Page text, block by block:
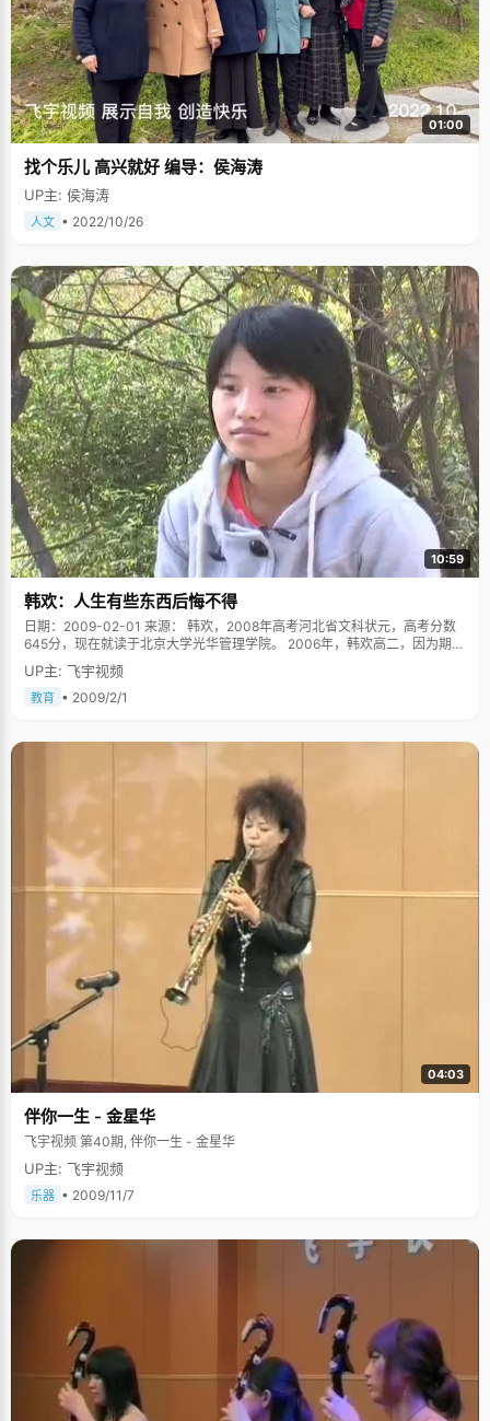
01:00
找个乐儿 高兴就好 编导：侯海涛
UP主: 侯海涛
人文 • 2022/10/26
10:59
韩欢：人生有些东西后悔不得
日期：2009-02-01 来源： 韩欢，2008年高考河北省文科状元，高考分数
645分，现在就读于北京大学光华管理学院。 2006年，韩欢高二，因为期末
考了全年级第一名，班主任老师说："你有能力考北大的"。为了这句话，韩
欢开始觉得自己有希望考北大，那个已经模糊遥远的梦想似乎又近了很多。
要知道，在韩欢所在的小县城，"北大"是个很晦涩的词语，因为县里中学出
边的很多人也不同意她复读，但她很执着坚持："我就差那么一点点了，复读
一年，说不定能考上北大。走了其他学校，我可能一辈子也上不了北大
了。"韩欢的父亲也很理解女儿的决定，不想女儿不是心甘情愿的选择，走了
一般的学校，几十年以后后悔，那种遗憾是永远都无法弥补的。 韩欢从小成
绩就很好，除了天生的文静性格以外，来自家庭和学习上的挫折也给了她很
多的磨练。韩欢小的时候，韩爸爸因为一些投资失策，导致家里的生活一度
变得很艰难，虽然爸爸妈妈尽量不让孩子知道这些事情，但懂事的韩欢已经
从一些生活细节看出来了家庭的困难。好强的她突然感觉自己身上有一种责
任感，"那时候就想着要把事情做好，学习要努力，要考第一，每次爸爸妈妈
看到我的成绩特别开心，我就觉得自己很能干"。 高考失败后，带着北大的念
想，韩欢走进了有着"河北省魔鬼学校"之称的衡水一中。在这里，管理是很
严格的，韩欢两三个月才能回家一次。虽然在学习上，爸爸妈妈从来没有给
过韩欢任何压力，每次电话里都是那句话："健康第一，你先要吃好饭，睡好
觉，然后才能好好学习"，可韩欢丝毫不敢放松对自己的要求，"妈妈当年高
中毕业，因为条件不允许没能上大学，但是她一直都特别想上大学，做梦也
梦到上大学，所以我很努力想上大学也有帮妈妈圆梦的成分。" 这里每周都有
周考，每个月都有月考，除了休息的时间以外，几乎没有时间干其他事情
了。高手林立，激烈的竞争和半军事化的管理，把韩欢心中那点坚强的意志
中我得到的不仅仅是知识，更多的是一些好的品质，锻炼了很强的心里承受
能力，等以后在社会上遇到什么挫折的时候就会更加坚强。" 学习生活是艰苦
的，但韩欢确是那种善于在艰苦中发现乐趣的人，她说起高中的美好回忆，
眼睛里全是笑容，"衡水一中的跑操是一绝，每个班级的队伍超级整齐，大家
贴得很紧，只要有一个人出错，就可能带起大片同学跌倒，晨跑的时候口号
也是超级响亮。"除了晨跑，每个周末宿舍女生的卧谈会也给韩欢留下了大堆
来，谈理想。记得培根说过："世界不缺少美，只是缺少发现美的眼睛"。在
紧张忙碌的高中生活中还能发现这么多美好瞬间，可见韩欢的心里一直都是
情就是睡觉，一有时间就睡觉。人总得找时间睡觉吧，如果熬夜看书的话，
我上课肯定会睡觉，与其上课睡，不如晚上好好睡。"韩欢的"睡眠史"是长
远，有历史，有辉煌的，因睡觉引起的小尴尬也是常常有的：一次上物理
课，韩欢忍不住打瞌睡，趴在课桌上睡着了。老师走过来用手拍了她两次都
没有反映，直到同桌使大劲才把她摇醒。还有一次，她拜托早起的同学喊自
己起床，可第二天睁开眼睛却发现宿舍已经空荡荡的，大家早走了。她郁闷
的要去质问同学，负责喊醒韩欢的同学无奈的回答："我们都叫你了，可是你
只是哼哼了几声，又接着睡觉了&hellip;&hellip;"据不完全统计，韩欢同学还
UP主: 飞宇视频
教育 • 2009/2/1
04:03
伴你一生 - 金星华
飞宇视频 第40期, 伴你一生 - 金星华
UP主: 飞宇视频
乐器 • 2009/11/7